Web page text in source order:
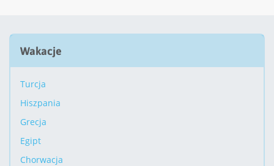
Wakacje
Turcja
Hiszpania
Grecja
Egipt
Chorwacja